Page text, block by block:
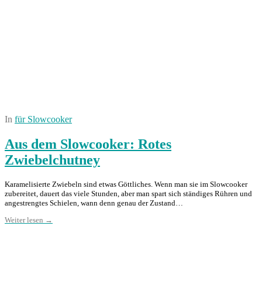
In für Slowcooker
Aus dem Slowcooker: Rotes
Zwiebelchutney
Karamelisierte Zwiebeln sind etwas Göttliches. Wenn man sie im Slowcooker
zubereitet, dauert das viele Stunden, aber man spart sich ständiges Rühren und
angestrengtes Schielen, wann denn genau der Zustand…
Weiter lesen →